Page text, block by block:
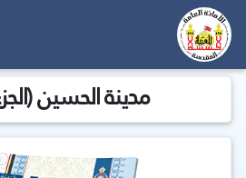
مدينة الحسين